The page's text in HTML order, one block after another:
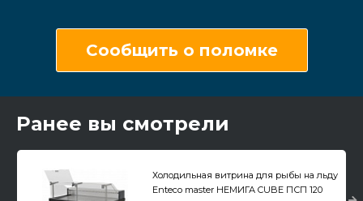
Сообщить о поломке
Ранее вы смотрели
Холодильная витрина для рыбы на льду
Enteco master НЕМИГА CUBE ПСП 120